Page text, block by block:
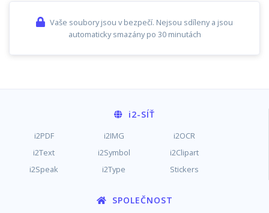
Vaše soubory jsou v bezpečí. Nejsou sdíleny a jsou
automaticky smazány po 30 minutách
i2-SÍŤ
i2PDF i2IMG
i2OCR
i2Text
i2Symbol
i2Clipart
i2Speak
i2Type Stickers
SPOLEČNOST